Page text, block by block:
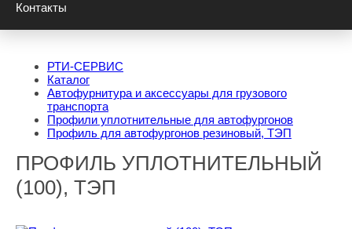
Контакты
РТИ-СЕРВИС
Каталог
Автофурнитура и аксессуары для грузового
транспорта
Профили уплотнительные для автофургонов
Профиль для автофургонов резиновый, ТЭП
ПРОФИЛЬ УПЛОТНИТЕЛЬНЫЙ
(100), ТЭП